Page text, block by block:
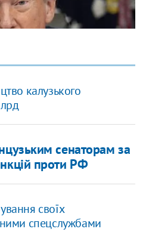
калузького
сенаторам за
проти РФ
своїх
спецслужбами